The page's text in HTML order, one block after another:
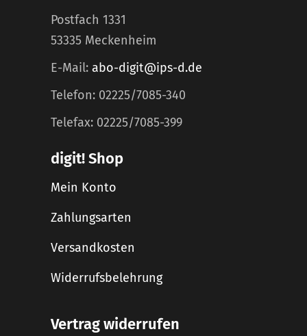
Postfach 1331
53335 Meckenheim
E-Mail: abo-digit@ips-d.de
Telefon: 02225/7085-340
Telefax: 02225/7085-399
digit! Shop
Mein Konto
Zahlungsarten
Versandkosten
Widerrufsbelehrung
Vertrag widerrufen